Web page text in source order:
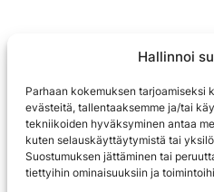
Hallinnoi
Parhaan kokemuksen tarjoamiseksi
evästeitä, tallentaaksemme ja/tai
tekniikoiden hyväksyminen antaa
kuten selauskäyttäytymistä tai
Suostumuksen jättäminen tai
tiettyihin ominaisuuksiin ja